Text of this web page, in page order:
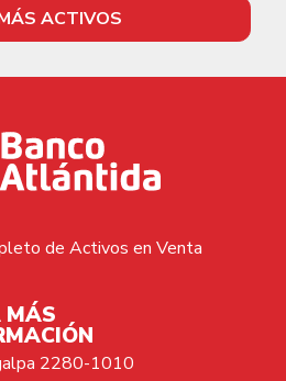
ACTIVOS
de Activos en Venta
MÁS
2280-1010